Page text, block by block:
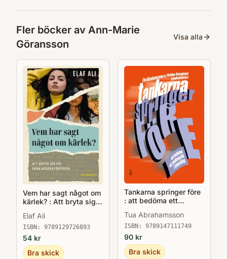
Fler böcker av Ann-Marie
Göransson
Visa alla
Vem har sagt något om
kärlek? : Att bryta sig
Elaf Ali
ISBN: 9789129726893
54 kr
Bra skick
Tankarna springer före
: att bedöma ett
Tua Abrahamsson
ISBN: 9789147111749
90 kr
Bra skick